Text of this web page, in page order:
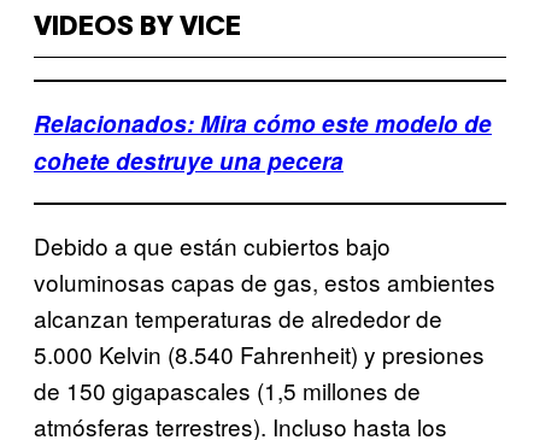
VIDEOS BY VICE
Relacionados: Mira cómo este modelo de
cohete destruye una pecera
Debido a que están cubiertos bajo
voluminosas capas de gas, estos ambientes
alcanzan temperaturas de alrededor de
5.000 Kelvin (8.540 Fahrenheit) y presiones
de 150 gigapascales (1,5 millones de
atmósferas terrestres). Incluso hasta los